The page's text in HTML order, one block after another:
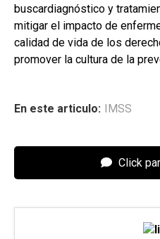
buscardiagnóstico y
mitigar el impacto de
calidad de vida de los
promover la cultura de la
En este articulo: IMSS
Click